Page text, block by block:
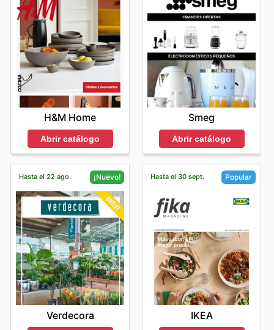
H&M Home
Abrir catálogo
Smeg
Abrir catálogo
Hasta el 22 ago. ¡Nuevo!
Verdecora
Hasta el 30 sept. Popular
IKEA